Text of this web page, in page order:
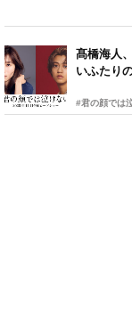
髙橋海人
いふたり
#君の顔では